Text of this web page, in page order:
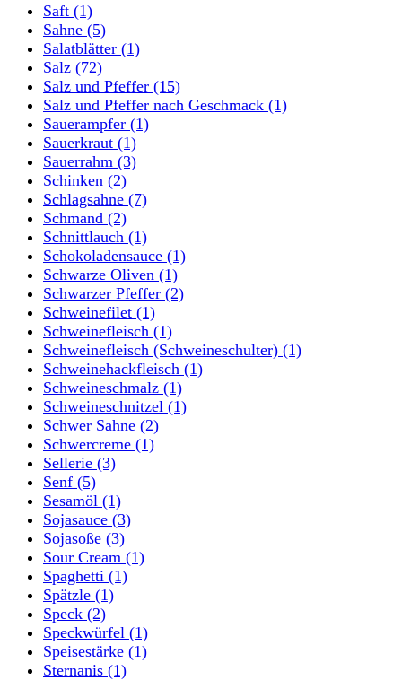
Saft (1)
Sahne (5)
Salatblätter (1)
Salz (72)
Salz und Pfeffer (15)
Salz und Pfeffer nach Geschmack (1)
Sauerampfer (1)
Sauerkraut (1)
Sauerrahm (3)
Schinken (2)
Schlagsahne (7)
Schmand (2)
Schnittlauch (1)
Schokoladensauce (1)
Schwarze Oliven (1)
Schwarzer Pfeffer (2)
Schweinefilet (1)
Schweinefleisch (1)
Schweinefleisch (Schweineschulter) (1)
Schweinehackfleisch (1)
Schweineschmalz (1)
Schweineschnitzel (1)
Schwer Sahne (2)
Schwercreme (1)
Sellerie (3)
Senf (5)
Sesamöl (1)
Sojasauce (3)
Sojasoße (3)
Sour Cream (1)
Spaghetti (1)
Spätzle (1)
Speck (2)
Speckwürfel (1)
Speisestärke (1)
Sternanis (1)